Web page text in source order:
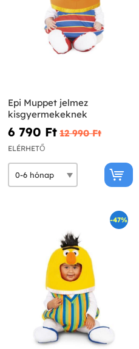
Epi Muppet jelmez
kisgyermekeknek
6 790 Ft‎ 12 990 Ft‎
ELÉRHETŐ
-47%